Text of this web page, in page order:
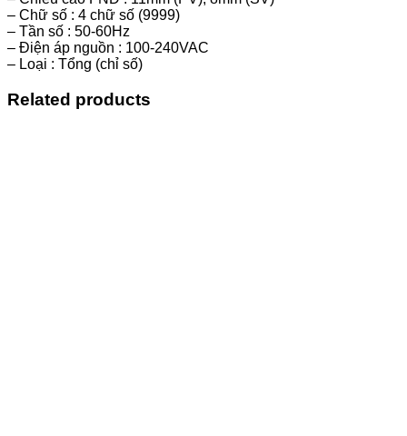
– Chữ số : 4 chữ số (9999)
– Tần số : 50-60Hz
– Điện áp nguồn : 100-240VAC
– Loại : Tổng (chỉ số)
Related products